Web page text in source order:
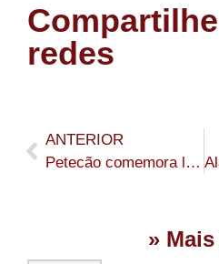
redes
ANTERIOR
Petecão comemora liberação de R$ 7,4 milhões para construção do CER de Cruzeiro do Sul
»